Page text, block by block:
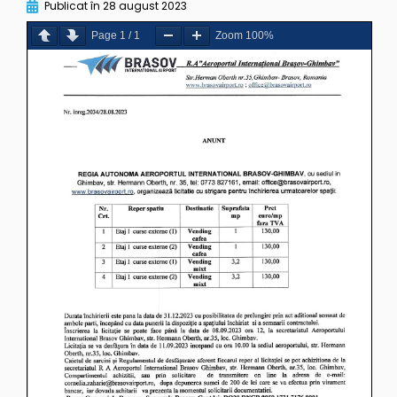
Publicat în 28 august 2023
Page 1 / 1 Zoom 100%